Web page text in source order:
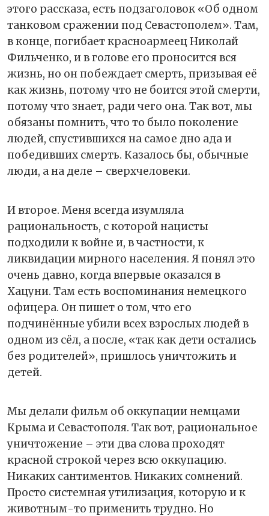
этого рассказа, есть подзаголовок «Об одном
танковом сражении под Севастополем». Там,
в конце, погибает красноармеец Николай
Фильченко, и в голове его проносится вся
жизнь, но он побеждает смерть, призывая её
как жизнь, потому что не боится этой смерти,
потому что знает, ради чего она. Так вот, мы
обязаны помнить, что то было поколение
людей, спустившихся на самое дно ада и
победивших смерть. Казалось бы, обычные
люди, а на деле – сверхчеловеки.
И второе. Меня всегда изумляла
рациональность, с которой нацисты
подходили к войне и, в частности, к
ликвидации мирного населения. Я понял это
очень давно, когда впервые оказался в
Хацуни. Там есть воспоминания немецкого
офицера. Он пишет о том, что его
подчинённые убили всех взрослых людей в
одном из сёл, а после, «так как дети остались
без родителей», пришлось уничтожить и
детей.
Мы делали фильм об оккупации немцами
Крыма и Севастополя. Так вот, рациональное
уничтожение – эти два слова проходят
красной строкой через всю оккупацию.
Никаких сантиментов. Никаких сомнений.
Просто системная утилизация, которую и к
животным-то применить трудно. Но